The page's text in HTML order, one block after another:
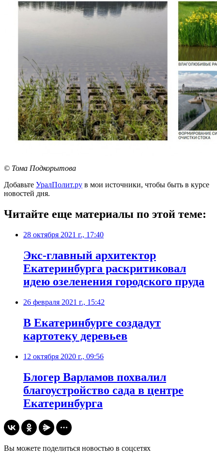
© Тома Подкорытова
Добавьте УралПолит.ру в мои источники, чтобы быть в курсе
новостей дня.
Читайте еще материалы по этой теме:
28 октября 2021 г., 17:40
​Экс-главный архитектор
Екатеринбурга раскритиковал
идею озеленения городского пруда
26 февраля 2021 г., 15:42
В Екатеринбурге создадут
картотеку деревьев
12 октября 2020 г., 09:56
Блогер Варламов похвалил
благоустройство сада в центре
Екатеринбурга
Вы можете поделиться новостью в соцсетях